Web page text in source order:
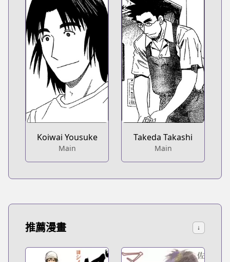
Koiwai Yousuke
Main
Takeda Takashi
Main
推薦漫畫 ↓